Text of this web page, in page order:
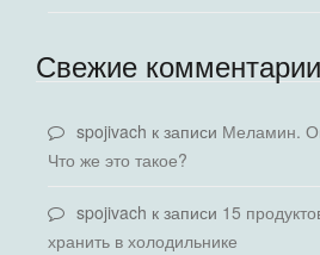
Свежие комментарии
spojivach к записи Меламин.
Что же это такое?
spojivach к записи 15
хранить в холодильнике